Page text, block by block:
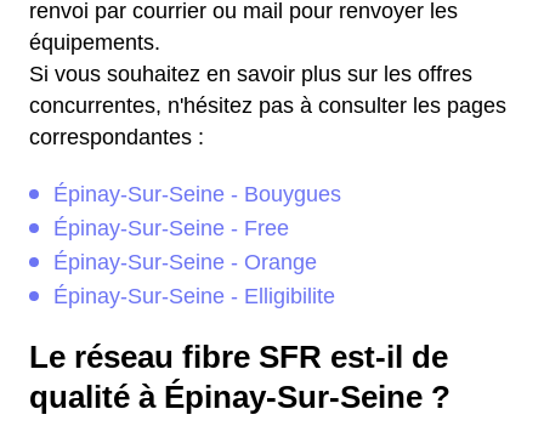
renvoi par courrier ou mail pour renvoyer les
équipements.
Si vous souhaitez en savoir plus sur les offres
concurrentes, n'hésitez pas à consulter les pages
correspondantes :
Épinay-Sur-Seine - Bouygues
Épinay-Sur-Seine - Free
Épinay-Sur-Seine - Orange
Épinay-Sur-Seine - Elligibilite
Le réseau fibre SFR est-il de
qualité à Épinay-Sur-Seine ?